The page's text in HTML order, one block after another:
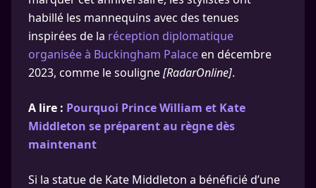
habillé les mannequins avec des tenues
inspirées de la réception diplomatique
organisée à Buckingham Palace en décembre
2023, comme le souligne[RadarOnline].
A lire : Pourquoi Prince William et Kate
Middleton se préparent au règne dès
maintenant
Si la statue de Kate Middleton a bénéficié d’une